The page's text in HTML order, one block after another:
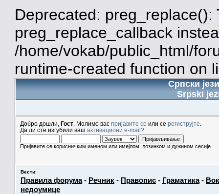
Deprecated:
preg_replace_callback
/home/vokab/public_html/
runtime-created function on
Српски
Srpski
Добро дошли, Гост . Молимо вас пријавите се или се региструјте
Да ли сте изгубили ваш активациони e-mail?
Пријавите се корисничким именом или имејлом, лозинком и дужином сесије
Вести:
Правила форума- Речник - Правопис - Граматика-
недоумице